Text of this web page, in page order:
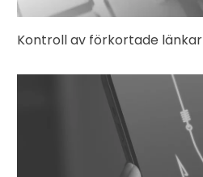
Kontroll av förkortade länkar